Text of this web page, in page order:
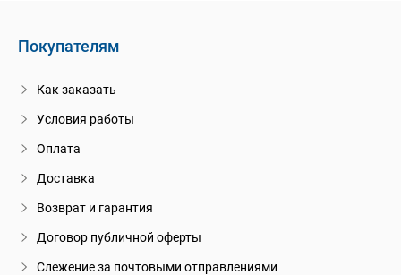
Покупателям
Как заказать
Условия работы
Оплата
Доставка
Возврат и гарантия
Договор публичной оферты
Слежение за почтовыми отправлениями